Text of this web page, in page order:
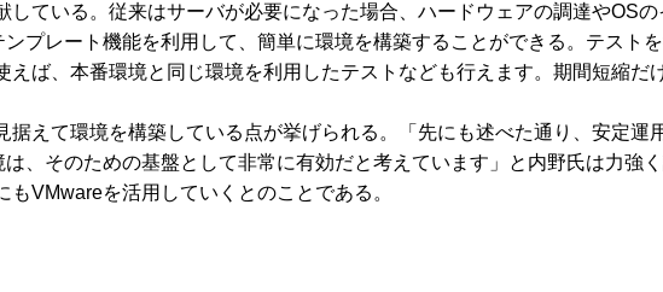
している。従来はサーバが必要になった場合、ハードウェアの調達やOS
プレート機能を利用して、簡単に環境を構築することができる。テスト
ば、本番環境と同じ環境を利用したテストなども行えます。期間短縮だ
据えて環境を構築している点が挙げられる。「先にも述べた通り、安定運
、そのための基盤として非常に有効だと考えています」と内野氏は力強
VMwareを活用していくとのことである。